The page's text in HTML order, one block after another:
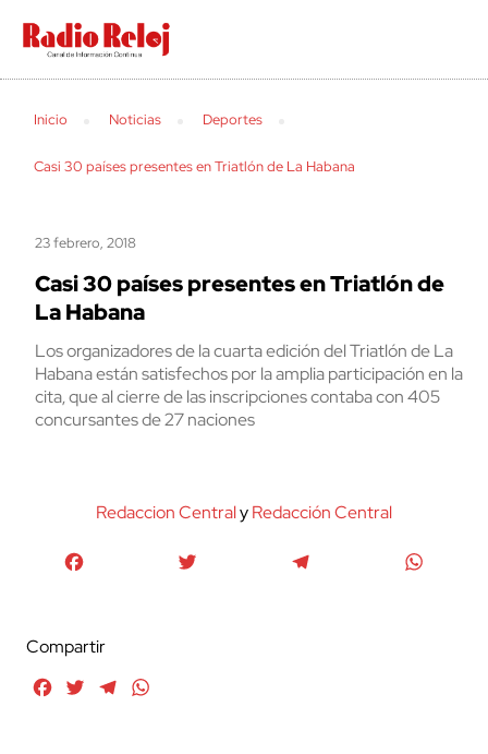
Search
Inicio Noticias Deportes
Casi 30 países presentes en Triatlón de La Habana
23 febrero, 2018
Casi 30 países presentes en Triatlón de
La Habana
Los organizadores de la cuarta edición del Triatlón de La
Habana están satisfechos por la amplia participación en la
cita, que al cierre de las inscripciones contaba con 405
concursantes de 27 naciones
Redaccion CentralyRedacción Central
Compartir
FacebookTwitterTelegram